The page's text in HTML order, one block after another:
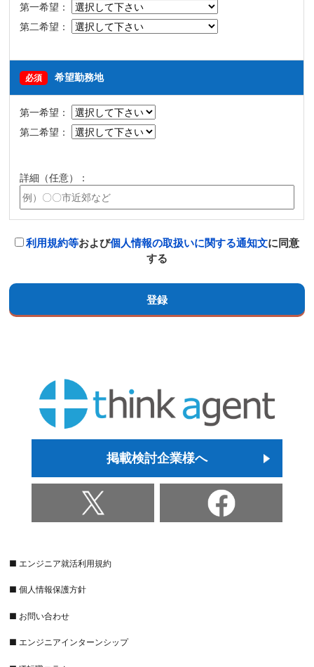
第一希望：
第二希望：
必須 希望勤務地
第一希望：
第二希望：
詳細（任意）：
利用規約等および個人情報の取扱いに関する通知文に同意
する
掲載検討企業様へ
■ エンジニア就活利用規約
■ 個人情報保護方針
■ お問い合わせ
■ エンジニアインターンシップ